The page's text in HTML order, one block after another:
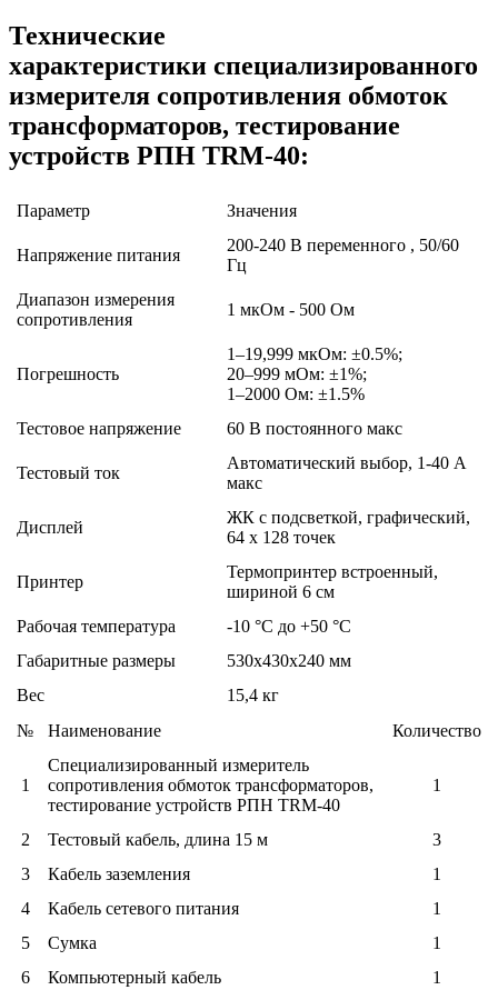
Технические
характеристики специализированного
измерителя сопротивления обмоток
трансформаторов, тестирование
устройств РПН TRM-40:
Параметр Значения
Напряжение питания
200-240 В переменного , 50/60
Гц
Диапазон измерения
сопротивления
1 мкОм - 500 Ом
Погрешность
1–19,999 мкОм: ±0.5%;
20–999 мОм: ±1%;
1–2000 Ом: ±1.5%
Тестовое напряжение
60 В постоянного макс
Тестовый ток
Автоматический выбор, 1-40 А
макс
Дисплей
ЖК с подсветкой, графический,
64 х 128 точек
Принтер
Термопринтер встроенный,
шириной 6 см
Рабочая температура
-10 °C до +50 °C
Габаритные размеры
530x430x240 мм
Вес
15,4 кг
№
Наименование Количество
1
Специализированный измеритель
сопротивления обмоток трансформаторов,
тестирование устройств РПН TRM-40
1
2 Тестовый кабель, длина 15 м
3
3
Кабель заземления
1
4
Кабель сетевого питания
1
5
Сумка
1
6
Компьютерный кабель
1